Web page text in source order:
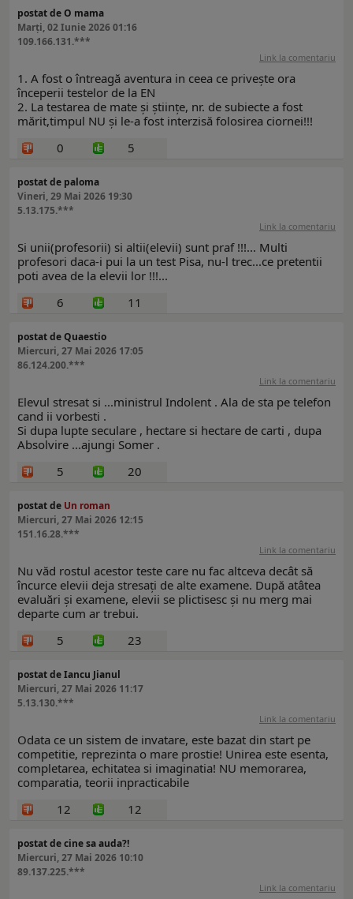
postat de O mama
Marți, 02 Iunie 2026 01:16
109.166.131.***
Link la comentariu
1. A fost o întreagă aventura in ceea ce privește ora
începerii testelor de la EN
2. La testarea de mate și științe, nr. de subiecte a fost
mărit,timpul NU și le-a fost interzisă folosirea ciornei!!!
0
5
postat de paloma
Vineri, 29 Mai 2026 19:30
5.13.175.***
Link la comentariu
Si unii(profesorii) si altii(elevii) sunt praf !!!... Multi
profesori daca-i pui la un test Pisa, nu-l trec...ce pretentii
poti avea de la elevii lor !!!...
6
11
postat de Quaestio
Miercuri, 27 Mai 2026 17:05
86.124.200.***
Link la comentariu
Elevul stresat si ...ministrul Indolent . Ala de sta pe telefon
cand ii vorbesti .
Si dupa lupte seculare , hectare si hectare de carti , dupa
Absolvire ...ajungi Somer .
5
20
postat de Un roman
Miercuri, 27 Mai 2026 12:15
151.16.28.***
Link la comentariu
Nu văd rostul acestor teste care nu fac altceva decât să
încurce elevii deja stresați de alte examene. După atâtea
evaluări și examene, elevii se plictisesc și nu merg mai
departe cum ar trebui.
5
23
postat de Iancu Jianul
Miercuri, 27 Mai 2026 11:17
5.13.130.***
Link la comentariu
Odata ce un sistem de invatare, este bazat din start pe
competitie, reprezinta o mare prostie! Unirea este esenta,
completarea, echitatea si imaginatia! NU memorarea,
comparatia, teorii inpracticabile
12
12
postat de cine sa auda?!
Miercuri, 27 Mai 2026 10:10
89.137.225.***
Link la comentariu